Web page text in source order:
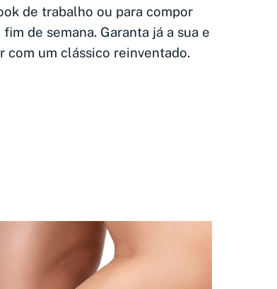
de trabalho ou para compor
de semana. Garanta já a sua e
com um clássico reinventado.